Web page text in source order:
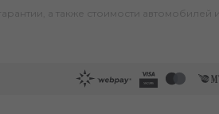
а также стоимости автомобилей